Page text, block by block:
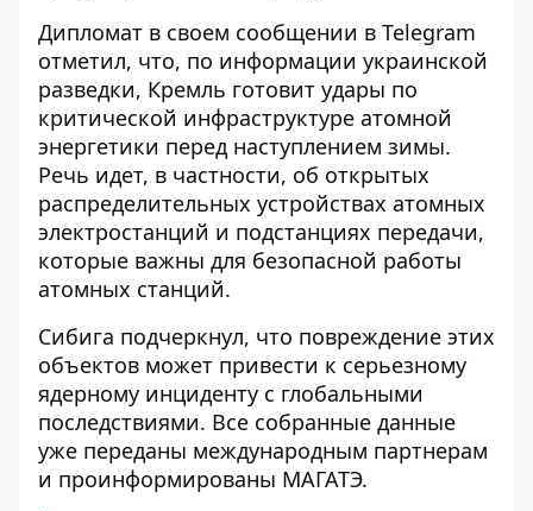
Дипломат в своем сообщении в Telegram
отметил, что, по информации украинской
разведки, Кремль готовит удары по
критической инфраструктуре атомной
энергетики перед наступлением зимы.
Речь идет, в частности, об открытых
распределительных устройствах атомных
электростанций и подстанциях передачи,
которые важны для безопасной работы
атомных станций.
Сибига подчеркнул, что повреждение этих
объектов может привести к серьезному
ядерному инциденту с глобальными
последствиями. Все собранные данные
уже переданы международным партнерам
и проинформированы МАГАТЭ.